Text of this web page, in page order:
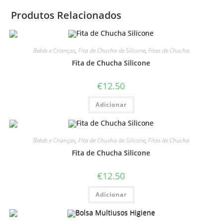
Produtos Relacionados
Bebés e Crianças, Fita de Chucha de Silicone, Fitas de Chucha
Fita de Chucha Silicone
€12.50
Adicionar
Bebés e Crianças, Fita de Chucha de Silicone, Fitas de Chucha
Fita de Chucha Silicone
€12.50
Adicionar